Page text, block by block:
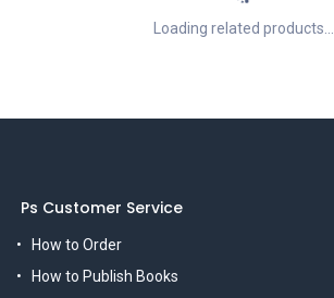
Loading related products...
Ps Customer Service
How to Order
How to Publish Books